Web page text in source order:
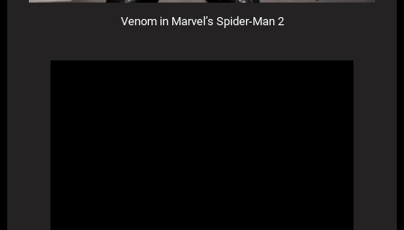
Venom in Marvel’s Spider-Man 2